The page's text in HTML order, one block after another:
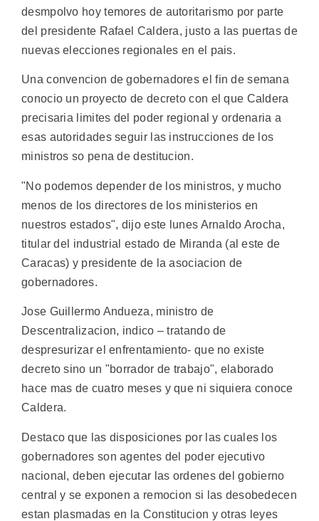
desmpolvo hoy temores de autoritarismo por parte
del presidente Rafael Caldera, justo a las puertas de
nuevas elecciones regionales en el pais.
Una convencion de gobernadores el fin de semana
conocio un proyecto de decreto con el que Caldera
precisaria limites del poder regional y ordenaria a
esas autoridades seguir las instrucciones de los
ministros so pena de destitucion.
"No podemos depender de los ministros, y mucho
menos de los directores de los ministerios en
nuestros estados", dijo este lunes Arnaldo Arocha,
titular del industrial estado de Miranda (al este de
Caracas) y presidente de la asociacion de
gobernadores.
Jose Guillermo Andueza, ministro de
Descentralizacion, indico – tratando de
despresurizar el enfrentamiento- que no existe
decreto sino un "borrador de trabajo", elaborado
hace mas de cuatro meses y que ni siquiera conoce
Caldera.
Destaco que las disposiciones por las cuales los
gobernadores son agentes del poder ejecutivo
nacional, deben ejecutar las ordenes del gobierno
central y se exponen a remocion si las desobedecen
estan plasmadas en la Constitucion y otras leyes